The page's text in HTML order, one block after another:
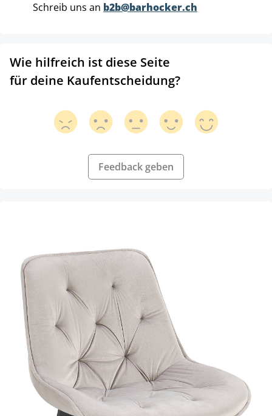
Schreib uns an b2b@barhocker.ch
Wie hilfreich ist diese Seite
für deine Kaufentscheidung?
Feedback geben